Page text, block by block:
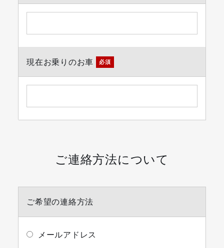
現在お乗りのお車 必須
ご連絡方法について
ご希望の連絡方法
メールアドレス